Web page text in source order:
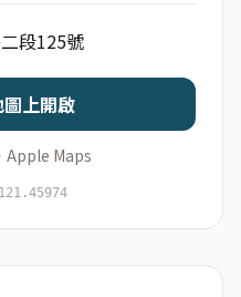
出生時辰
析，不會儲存於伺服器
段125號
上開啟
Apple Maps